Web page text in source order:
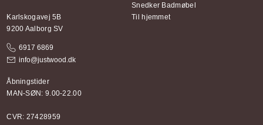
Karlskogavej 5B
9200 Aalborg SV
6917 6869
info@justwood.dk
Åbningstider
MAN-SØN: 9.00-22.00
CVR: 27428959
Snedker Badmøbel
Til hjemmet